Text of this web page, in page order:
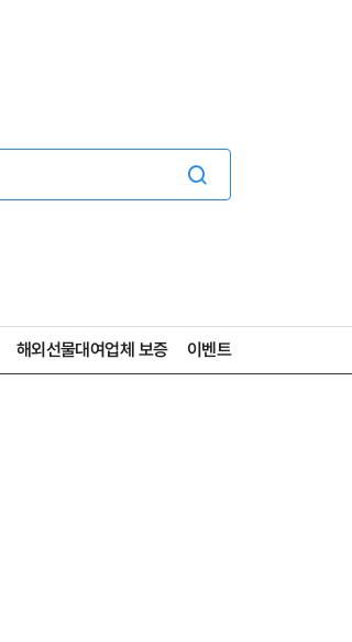
해외선물대여업체 보증 이벤트